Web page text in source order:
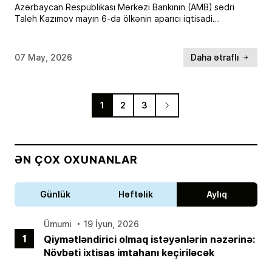
Azərbaycan Respublikası Mərkəzi Bankının (AMB) sədri
Taleh Kazımov mayın 6-da ölkənin aparıcı iqtisadi
ətrafında geniş fikir mübadiləsi […]
07 May, 2026 Daha ətraflı
1 2 3
ƏN ÇOX OXUNANLAR
Günlük Həftəlik Aylıq
1
Ümumi 19 İyun, 2026
Qiymətləndirici olmaq istəyənlərin nəzərinə:
Növbəti ixtisas imtahanı keçiriləcək